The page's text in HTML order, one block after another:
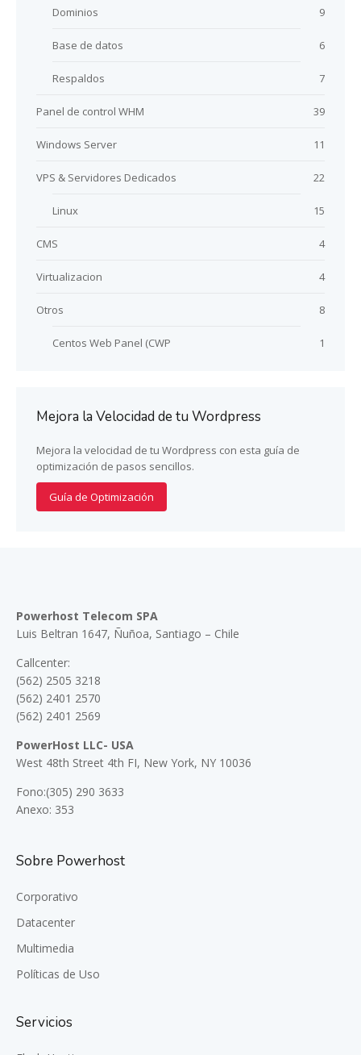
Dominios 9
Base de datos 6
Respaldos 7
Panel de control WHM 39
Windows Server 11
VPS & Servidores Dedicados 22
Linux 15
CMS 4
Virtualizacion 4
Otros 8
Centos Web Panel (CWP 1
Mejora la Velocidad de tu Wordpress
Mejora la velocidad de tu Wordpress con esta guía de
optimización de pasos sencillos.
Guía de Optimización
Powerhost Telecom SPA
Luis Beltran 1647, Ñuñoa, Santiago – Chile
Callcenter:
(562) 2505 3218
(562) 2401 2570
(562) 2401 2569
PowerHost LLC- USA
West 48th Street 4th FI, New York, NY 10036
Fono:(305) 290 3633
Anexo: 353
Sobre Powerhost
Corporativo
Datacenter
Multimedia
Políticas de Uso
Servicios